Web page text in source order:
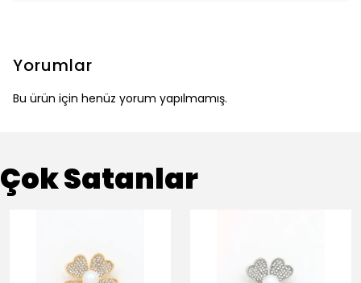
Yorumlar
Bu ürün için henüz yorum yapılmamış.
Çok Satanlar